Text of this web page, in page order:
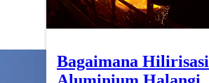
Bagaimana Hilirisasi